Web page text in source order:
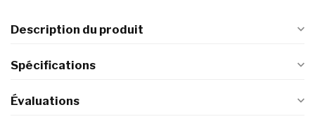
Description du produit
Spécifications
Évaluations